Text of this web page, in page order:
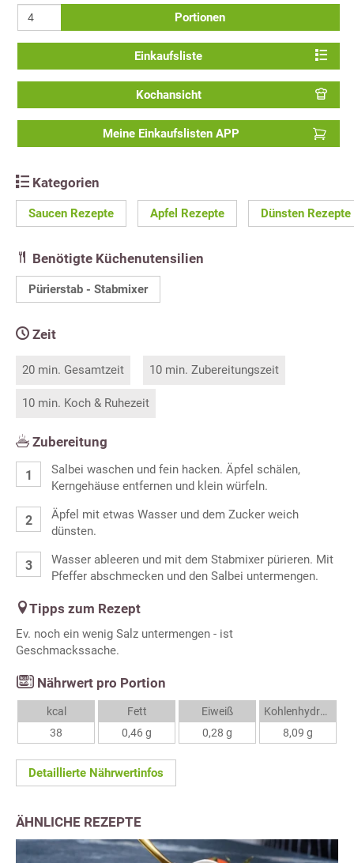
Portionen
Einkaufsliste
Kochansicht
Meine Einkaufslisten APP
Kategorien
Saucen Rezepte Apfel Rezepte Dünsten Rezepte
Benötigte Küchenutensilien
Pürierstab - Stabmixer
Zeit
20 min. Gesamtzeit 10 min. Zubereitungszeit
10 min. Koch & Ruhezeit
Zubereitung
Salbei waschen und fein hacken. Äpfel schälen,
Kerngehäuse entfernen und klein würfeln.
Äpfel mit etwas Wasser und dem Zucker weich
dünsten.
Wasser ableeren und mit dem Stabmixer pürieren. Mit
Pfeffer abschmecken und den Salbei untermengen.
Tipps zum Rezept
Ev. noch ein wenig Salz untermengen - ist
Geschmackssache.
Nährwert pro Portion
kcal
38
Fett
0,46 g
Eiweiß
0,28 g
Kohlenhydrate
8,09 g
Detaillierte Nährwertinfos
ÄHNLICHE REZEPTE